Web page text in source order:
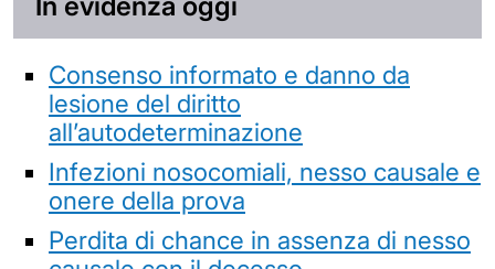
Consenso informato e danno da
lesione del diritto
all’autodeterminazione
Infezioni nosocomiali, nesso causale e
onere della prova
Perdita di chance in assenza di nesso